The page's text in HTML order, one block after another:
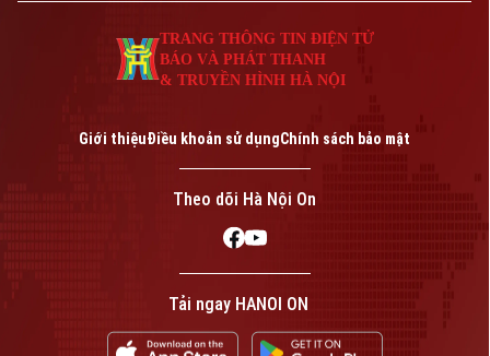
TRANG THÔNG TIN ĐIỆN TỬ
CỦA CƠ QUAN BÁO VÀ PHÁT THANH TRUYỀN HÌNH HÀ NỘI
TRANG THÔNG TIN ĐIỆN TỬ
BÁO VÀ PHÁT THANH
& TRUYỀN HÌNH HÀ NỘI
Giới thiệuĐiều khoản sử dụngChính sách bảo mật
Theo dõi Hà Nội On
Tải ngay HANOI ON